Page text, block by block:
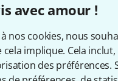
avec amour !
à nos cookies, nous
cela implique. Cela
des préférences.